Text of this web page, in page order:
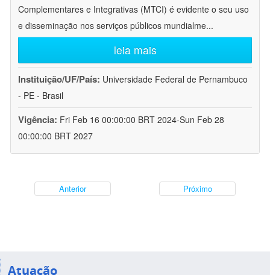
Complementares e Integrativas (MTCI) é evidente o seu uso
e disseminação nos serviços públicos mundialme...
leia mais
Instituição/UF/País: Universidade Federal de Pernambuco
- PE - Brasil
Vigência: Fri Feb 16 00:00:00 BRT 2024-Sun Feb 28
00:00:00 BRT 2027
Anterior Próximo
Atuação